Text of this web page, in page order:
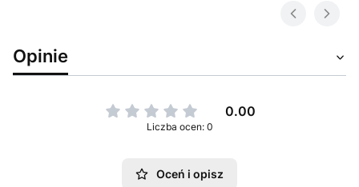
Opinie
0.00
Liczba ocen: 0
Oceń i opisz